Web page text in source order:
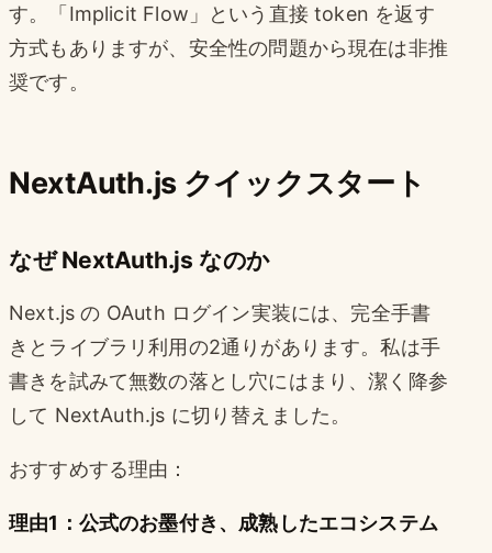
す。「Implicit Flow」という直接 token を返す
方式もありますが、安全性の問題から現在は非推
奨です。
NextAuth.js クイックスタート
なぜ NextAuth.js なのか
Next.js の OAuth ログイン実装には、完全手書
きとライブラリ利用の2通りがあります。私は手
書きを試みて無数の落とし穴にはまり、潔く降参
して NextAuth.js に切り替えました。
おすすめする理由：
理由1：公式のお墨付き、成熟したエコシステム